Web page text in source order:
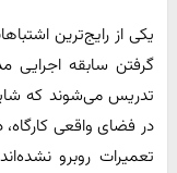
یکی از رایج‌ترین
گرفتن سابقه اجرایی
تدریس می‌شوند که
در فضای واقعی
تعمیرات روبرو